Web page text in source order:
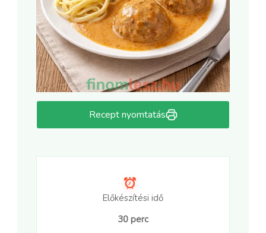
Recept nyomtatás
Előkészítési idő
30 perc